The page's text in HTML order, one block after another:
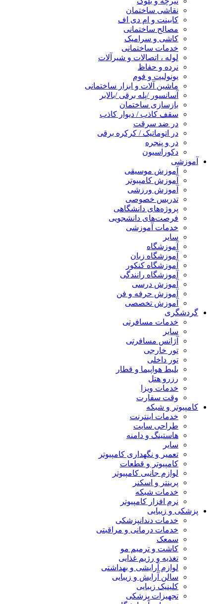
نقاشی ساختمان
کابینت و ام دی اف
مصالح ساختمانی
کاشی و سرامیک
خدمات ساختمانی
لوله ، اتصالات و شیرآلات
نرده و حفاظ
یونولیت و فوم
ماشین آلات و ابزار ساختمانی
آسانسور /پله برقی /بالابر
بازسازی ساختمان
سقف کاذب / دیوار کاذب
در ضد سرقت
در اتوماتیک / کرکره برقی
در و پنجره
دکوراسیون
آموزشی
آموزش موسیقی
آموزش کامپیوتر
آموزش ورزشی
تدریس خصوصی
پروژه‌های دانشگاهی
فرصت‌های دانشجویی
خدمات آموزشی
سایر
آموزشگاه
آموزشگاه زبان
آموزشگاه کنکور
آموزشگاه رانندگی
آموزش درسی
آموزش حرفه و فن
آموزش تخصصی
گردشگری
خدمات مسافرتی
سایر
آژانس مسافرتی
تور خارجی
تور داخلی
بلیط هواپیما و قطار
رزرو هتل
خدمات ویزا
وقت سفارت
کامپیوتر و شبکه
خدمات اینترنت
طراحی سایت
هاستینگ و دامنه
سایر
تعمیر و نگهداری کامپیوتر
کامپیوتر و قطعات
لوازم جانبی کامپیوتر
پرینتر و اسکنر
خدمات شبکه
نرم افزار کامپیوتر
پزشکی و زیبایی
خدمات دندانپزشکی
خدمات درمانی و مراقبتی
سمعک
کاشت و ترمیم مو
تغذیه و رژیم غذایی
لوازم آرایشی و بهداشتی
سالن آرایش و زیبایی
کلینیک زیبایی
تجهیزات پزشکی